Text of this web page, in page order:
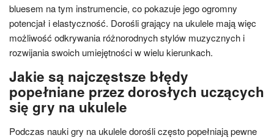
bluesem na tym instrumencie, co pokazuje jego ogromny
potencjał i elastyczność. Dorośli grający na ukulele mają więc
możliwość odkrywania różnorodnych stylów muzycznych i
rozwijania swoich umiejętności w wielu kierunkach.
Jakie są najczęstsze błędy
popełniane przez dorosłych uczących
się gry na ukulele
Podczas nauki gry na ukulele dorośli często popełniają pewne